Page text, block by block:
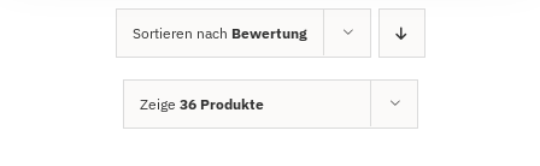
Sortieren nach Bewertung
Zeige 36 Produkte